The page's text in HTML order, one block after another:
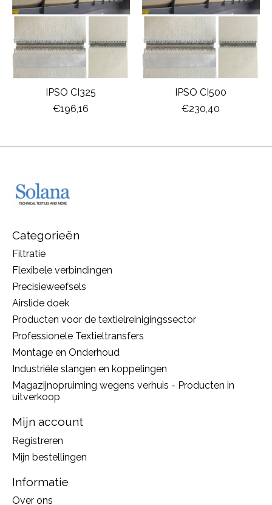
IPSO CI325
€196,16
IPSO CI500
€230,40
Categorieën
Filtratie
Flexibele verbindingen
Precisieweefsels
Airslide doek
Producten voor de textielreinigingssector
Professionele Textieltransfers
Montage en Onderhoud
Industriële slangen en koppelingen
Magazijnopruiming wegens verhuis - Producten in
uitverkoop
Mijn account
Registreren
Mijn bestellingen
Informatie
Over ons